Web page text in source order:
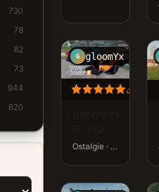
730
78
82
73
944
620
G gloomYx
Ostalgie · v2.0.0.0 · 23,0 MB